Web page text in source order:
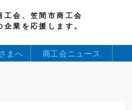
工会、笠間市商工会
業を応援します。
まへ 商工会ニュース